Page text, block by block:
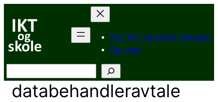
innhold
Om “IKT og skole”-bloggen
Om meg
databehandleravtale